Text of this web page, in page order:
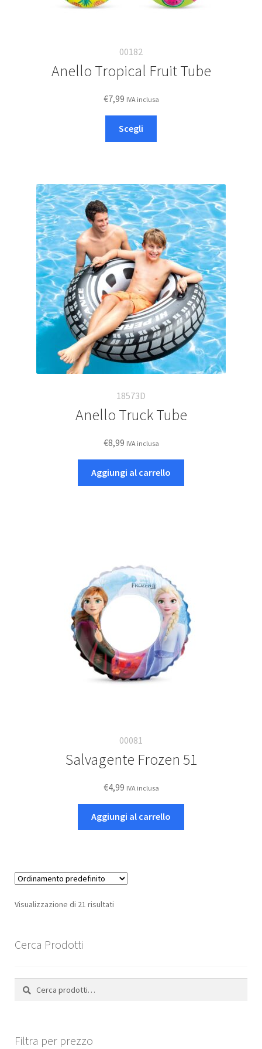
00182
Anello Tropical Fruit Tube
€7,99 IVA inclusa
Scegli
Le
opzioni
possono
essere
scelte
nella
pagina
del
prodotto
18573D
Anello Truck Tube
€8,99 IVA inclusa
Aggiungi al carrello
00081
Salvagente Frozen 51
€4,99 IVA inclusa
Aggiungi al carrello
Visualizzazione di 21 risultati
Cerca Prodotti
Cerca:
Cerca
Filtra per prezzo